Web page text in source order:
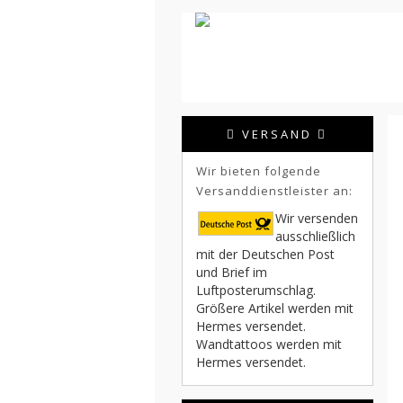
VERSAND
Wir bieten folgende
Versanddienstleister an:
Wir versenden
ausschließlich
mit der Deutschen Post
und Brief im
Luftposterumschlag.
Größere Artikel werden mit
Hermes versendet.
Wandtattoos werden mit
Hermes versendet.